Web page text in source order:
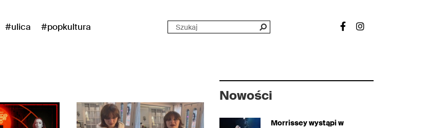
#ulica
#popkultura
Nowości
Morrissey wystąpi w